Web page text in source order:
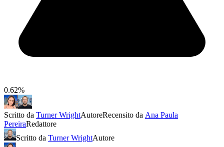
0.62%
Scritto da Turner WrightAutoreRecensito da Ana Paula
PereiraRedattore
Scritto da Turner WrightAutore